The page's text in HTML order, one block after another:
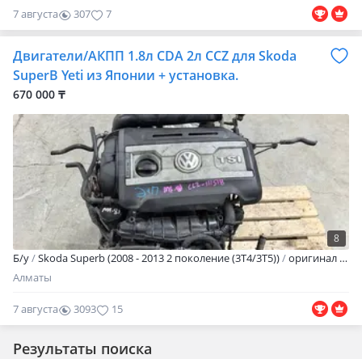
7 августа 307 7
Двигатели/АКПП 1.8л CDA 2л CCZ для Skoda
SuperB Yeti из Японии + установка.
670 000 ₸
8
Б/y Skoda Superb (2008 - 2013 2 поколение (3T4/3T5)) оригинал
Алматы
7 августа 3093 15
Результаты поиска